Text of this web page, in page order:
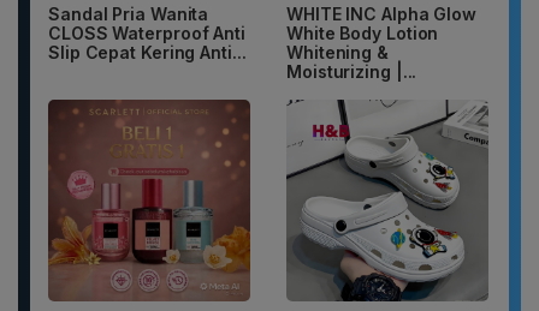
Sandal Pria Wanita
CLOSS Waterproof Anti
Slip Cepat Kering Anti...
WHITE INC Alpha Glow
White Body Lotion
Whitening &
Moisturizing |...